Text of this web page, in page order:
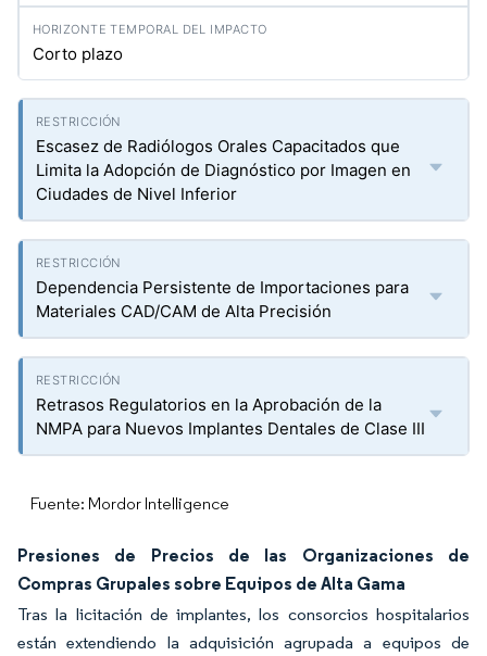
Corto plazo
Escasez de Radiólogos Orales Capacitados que
Limita la Adopción de Diagnóstico por Imagen en
Ciudades de Nivel Inferior
Dependencia Persistente de Importaciones para
Materiales CAD/CAM de Alta Precisión
Retrasos Regulatorios en la Aprobación de la
NMPA para Nuevos Implantes Dentales de Clase III
Fuente: Mordor Intelligence
Presiones de Precios de las Organizaciones de
Compras Grupales sobre Equipos de Alta Gama
Tras la licitación de implantes, los consorcios hospitalarios
están extendiendo la adquisición agrupada a equipos de